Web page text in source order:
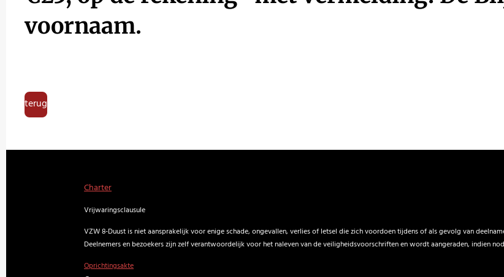
voornaam.
terug
Charter
Vrijwaringsclausule
VZW 8-Duust is niet aansprakelijk voor enige schade, ongevallen, verlies of letsel die zich voordoen tijdens of als gevolg van
Deelnemers en bezoekers zijn zelf verantwoordelijk voor het naleven van de veiligheidsvoorschriften en wordt aangeraden, indien
Oprichtingsakte